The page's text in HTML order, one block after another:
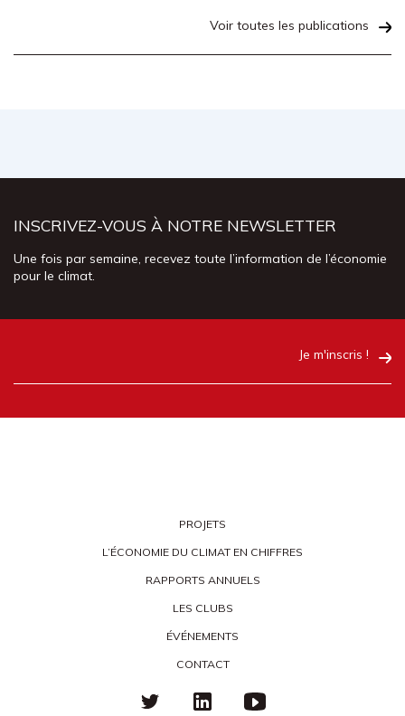
Voir toutes les publications
INSCRIVEZ-VOUS À NOTRE NEWSLETTER
Une fois par semaine, recevez toute l’information de l’économie
pour le climat.
Je m'inscris !
PROJETS
L’ÉCONOMIE DU CLIMAT EN CHIFFRES
RAPPORTS ANNUELS
LES CLUBS
ÉVÉNEMENTS
CONTACT